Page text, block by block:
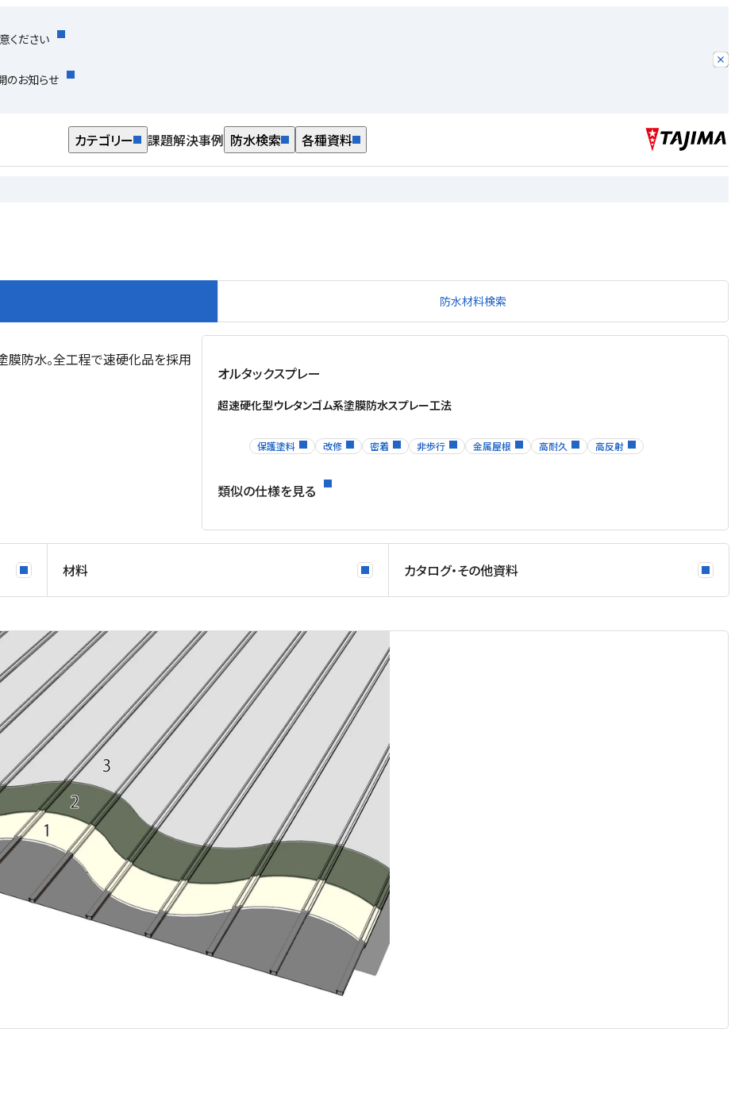
ください
のお知らせ
カテゴリー 課題解決事例 防水検索 各種資料
防水材料検索
防水。全工程で速硬化品を採用
オルタックスプレー
超速硬化型ウレタンゴム系塗膜防水スプレー工法
保護塗料 改修 密着 非歩行 金属屋根 高耐久 高反射
類似の仕様を見る
材料 カタログ・その他資料